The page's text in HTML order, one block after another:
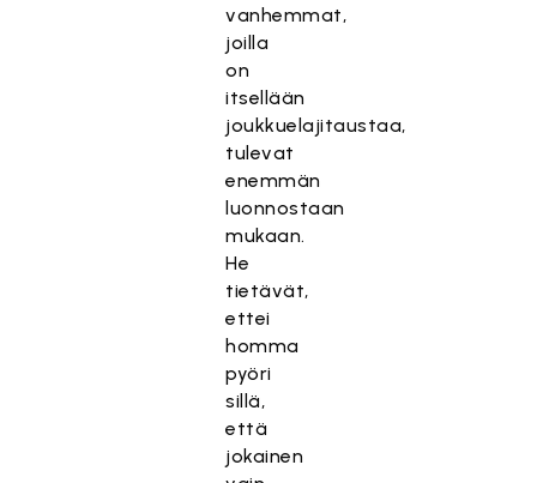
vanhemmat,
joilla
on
itsellään
joukkuelajitaustaa,
tulevat
enemmän
luonnostaan
mukaan.
He
tietävät,
ettei
homma
pyöri
sillä,
että
jokainen